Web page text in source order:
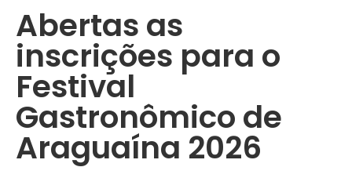
Abertas as
inscrições para o
Festival
Gastronômico de
Araguaína 2026